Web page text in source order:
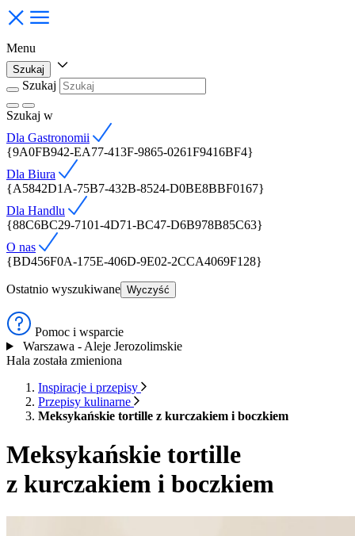
Menu
Szukaj
Szukaj
Szukaj w
Dla Gastronomii
{9A0FB942-EA77-413F-9865-0261F9416BF4}
Dla Biura
{A5842D1A-75B7-432B-8524-D0BE8BBF0167}
Dla Handlu
{88C6BC29-7101-4D71-BC47-D6B978B85C63}
O nas
{BD456F0A-175E-406D-9E02-2CCA4069F128}
Ostatnio wyszukiwane Wyczyść
Pomoc i wsparcie
Warszawa - Aleje Jerozolimskie
Hala została zmieniona
Inspiracje i przepisy
Przepisy kulinarne
Meksykańskie tortille z kurczakiem i boczkiem
Meksykańskie tortille
z kurczakiem i boczkiem